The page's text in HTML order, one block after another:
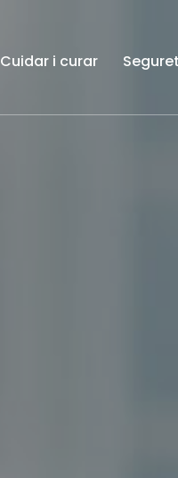
Cuidar i curar